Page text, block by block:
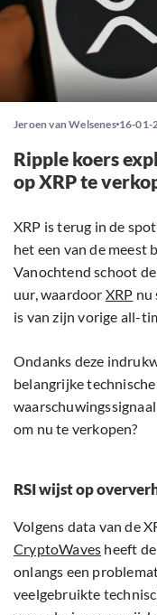
Jeroen van Welsenes 16-01-
Ripple koers
op XRP te
XRP is terug in de
het een van de meest
Vanochtend schoot
uur, waardoor XRP nu
is van zijn vorige all-
Ondanks deze
belangrijke
om nu te verkopen?
RSI wijst op
Volgens data van de
CryptoWaves heeft
onlangs een
veelgebruikte